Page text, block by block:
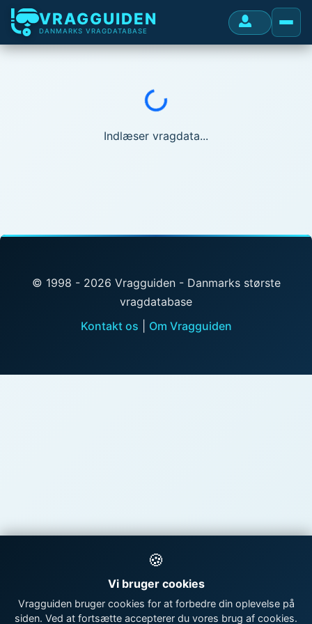
VRAGGUIDEN
DANMARKS VRAGDATABASE
Indlæser...
Indlæser vragdata...
© 1998 - 2026 Vragguiden - Danmarks største
vragdatabase
Kontakt os
Om Vragguiden
🍪
Vi bruger cookies
Vragguiden bruger cookies for at forbedre din oplevelse på
siden. Ved at fortsætte accepterer du vores brug af cookies.